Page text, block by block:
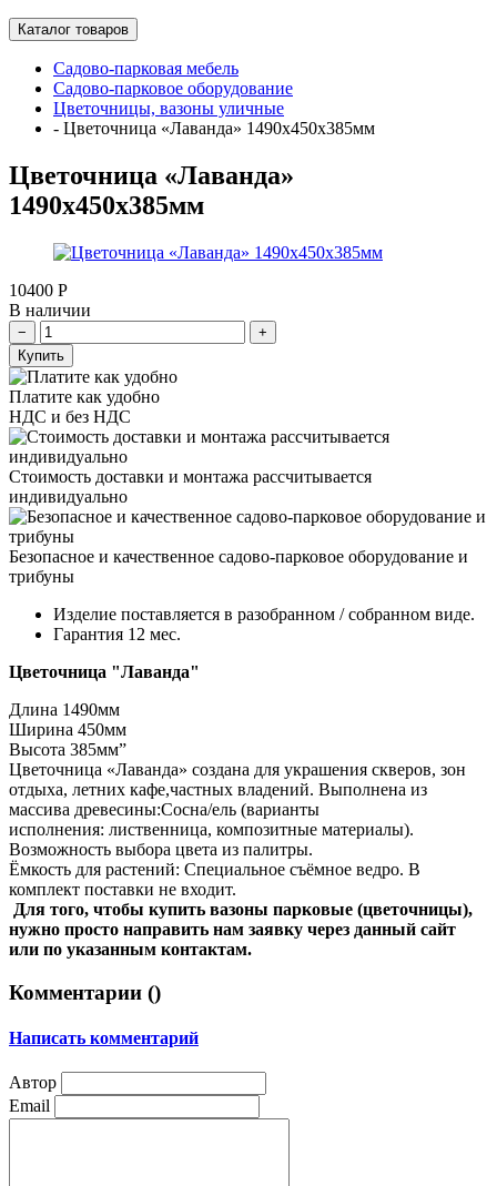
Каталог товаров
Садово-парковая мебель
Садово-парковое оборудование
Цветочницы, вазоны уличные
- Цветочница «Лаванда» 1490х450х385мм
Цветочница «Лаванда»
1490х450х385мм
10400 Р
В наличии
Купить
Платите как удобно
НДС и без НДС
Стоимость доставки и монтажа рассчитывается
индивидуально
Безопасное и качественное садово-парковое оборудование и
трибуны
Изделие поставляется в разобранном / собранном виде.
Гарантия 12 мес.
Цветочница "Лаванда"
Длина 1490мм
Ширина 450мм
Высота 385мм”
Цветочница «Лаванда» создана для украшения скверов, зон
отдыха, летних кафе,частных владений. Выполнена из
массива древесины:Сосна/ель (варианты
исполнения: лиственница, композитные материалы).
Возможность выбора цвета из палитры.
Ёмкость для растений: Специальное съёмное ведро. В
комплект поставки не входит.
Для того, чтобы купить вазоны парковые (цветочницы),
нужно просто направить нам заявку через данный сайт
или по указанным контактам.
Комментарии ()
Написать комментарий
Автор
Email